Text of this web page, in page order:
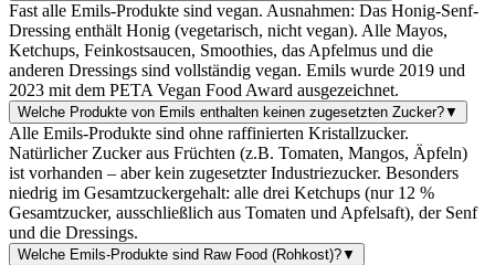
Fast alle Emils-Produkte sind vegan. Ausnahmen: Das Honig-Senf-
Dressing enthält Honig (vegetarisch, nicht vegan). Alle Mayos,
Ketchups, Feinkostsaucen, Smoothies, das Apfelmus und die
anderen Dressings sind vollständig vegan. Emils wurde 2019 und
2023 mit dem PETA Vegan Food Award ausgezeichnet.
Welche Produkte von Emils enthalten keinen zugesetzten Zucker?▼
Alle Emils-Produkte sind ohne raffinierten Kristallzucker.
Natürlicher Zucker aus Früchten (z.B. Tomaten, Mangos, Äpfeln)
ist vorhanden – aber kein zugesetzter Industriezucker. Besonders
niedrig im Gesamtzuckergehalt: alle drei Ketchups (nur 12 %
Gesamtzucker, ausschließlich aus Tomaten und Apfelsaft), der Senf
und die Dressings.
Welche Emils-Produkte sind Raw Food (Rohkost)?▼